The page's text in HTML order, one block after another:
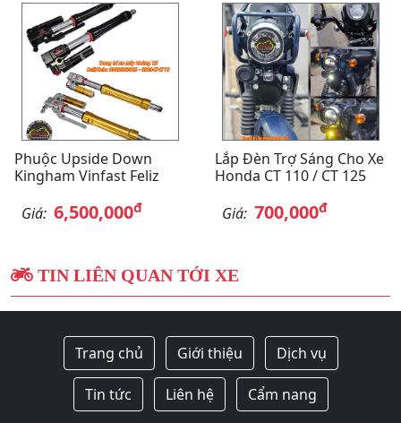
Phuộc Upside Down
Kingham Vinfast Feliz
Giá: 6,500,000đ
Lắp Đèn Trợ Sáng Cho Xe
Honda CT 110 / CT 125
Giá: 700,000đ
TIN LIÊN QUAN TỚI XE
Trang chủ Giới thiệu Dịch vụ
Tin tức Liên hệ Cẩm nang